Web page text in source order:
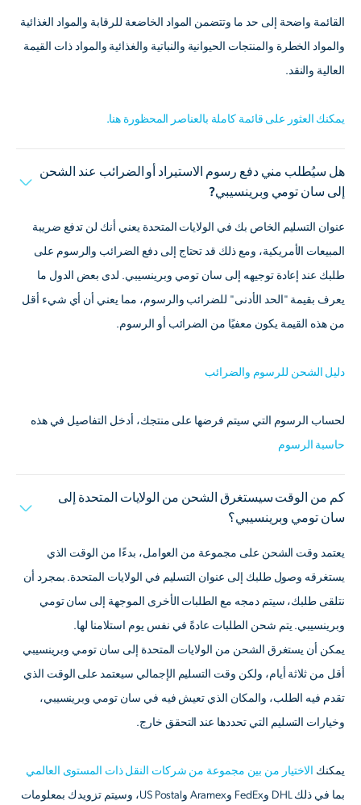
القائمة واضحة إلى حد ما وتتضمن المواد الخاضعة للرقابة والمواد الغذائية
والمواد الخطرة والمنتجات الحيوانية والنباتية والغذائية والمواد ذات القيمة
العالية والنقد.
يمكنك العثور على قائمة كاملة بالعناصر المحظورة هنا.
هل سيُطلب مني دفع رسوم الاستيراد أو الضرائب عند الشحن
إلى سان تومي وبرينسيبي?
عنوان التسليم الخاص بك في الولايات المتحدة يعني أنك لن تدفع ضريبة
المبيعات الأمريكية، ومع ذلك قد تحتاج إلى دفع الضرائب والرسوم على
طلبك عند إعادة توجيهه إلى سان تومي وبرينسيبي. لدى بعض الدول ما
يعرف بقيمة "الحد الأدنى" للضرائب والرسوم، مما يعني أن أي شيء أقل
من هذه القيمة يكون معفيًا من الضرائب أو الرسوم.
دليل الشحن للرسوم والضرائب
لحساب الرسوم التي سيتم فرضها على منتجك، أدخل التفاصيل في هذه
حاسبة الرسوم
كم من الوقت سيستغرق الشحن من الولايات المتحدة إلى
سان تومي وبرينسيبي؟
يعتمد وقت الشحن على مجموعة من العوامل، بدءًا من الوقت الذي
يستغرقه وصول طلبك إلى عنوان التسليم في الولايات المتحدة. بمجرد أن
نتلقى طلبك، سيتم دمجه مع الطلبات الأخرى الموجهة إلى سان تومي
وبرينسيبي. يتم شحن الطلبات عادةً في نفس يوم استلامنا لها.
يمكن أن يستغرق الشحن من الولايات المتحدة إلى سان تومي وبرينسيبي
أقل من ثلاثة أيام، ولكن وقت التسليم الإجمالي سيعتمد على الوقت الذي
تقدم فيه الطلب، والمكان الذي تعيش فيه في سان تومي وبرينسيبي،
وخيارات التسليم التي تحددها عند التحقق خارج.
يمكنك الاختيار من بين مجموعة من شركات النقل ذات المستوى العالمي
بما في ذلك DHL وFedEx وAramex وUS Postal، وسيتم تزويدك بمعلومات